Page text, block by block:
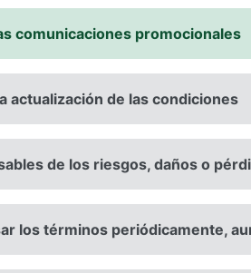
comunicaciones promocionales
actualización de las condiciones
de los riesgos, daños o
los términos periódicamente,